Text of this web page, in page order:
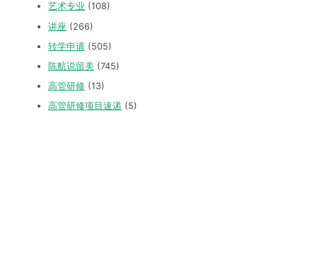
艺术专业 (108)
讲座 (266)
转学申请 (505)
陈航说留美 (745)
高管研修 (13)
高管研修项目速递 (5)